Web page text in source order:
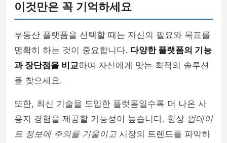
이것만은 꼭 기억하세요
부동산 플랫폼을 선택할 때는 자신의 필요와 목표를
명확히 하는 것이 중요합니다. 다양한 플랫폼의 기능
과 장단점을 비교하여 자신에게 맞는 최적의 솔루션
을 찾으세요.
또한, 최신 기술을 도입한 플랫폼일수록 더 나은 사
용자 경험을 제공할 가능성이 높습니다. 항상 업데이
트 정보에 주의를 기울이고 시장의 트렌드를 파악하